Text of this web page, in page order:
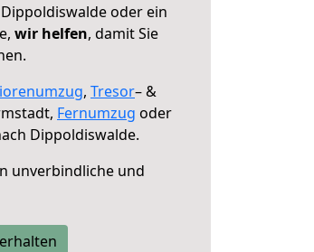
oder ein
wir helfen, damit Sie
, Tresor– &
Fernumzug oder
Dippoldiswalde.
unverbindliche und